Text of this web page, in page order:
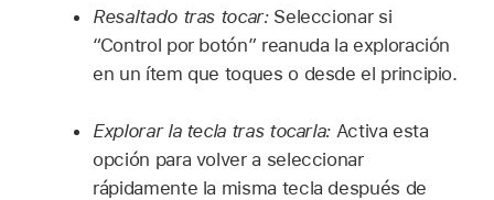
Resaltado tras tocar: Seleccionar si
“Control por botón” reanuda la exploración
en un ítem que toques o desde el principio.
Explorar la tecla tras tocarla: Activa esta
opción para volver a seleccionar
rápidamente la misma tecla después de